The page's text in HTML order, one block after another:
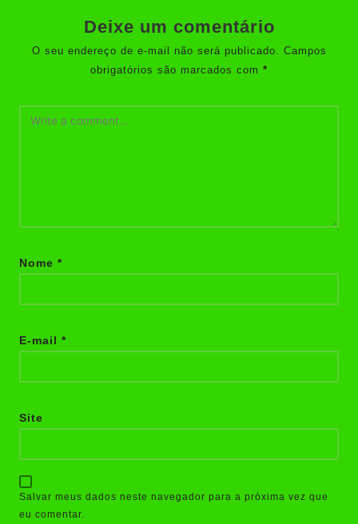
Deixe um comentário
O seu endereço de e-mail não será publicado.
Campos
obrigatórios são marcados com *
Nome *
E-mail *
Site
Salvar meus dados neste navegador para a próxima vez que
eu comentar.